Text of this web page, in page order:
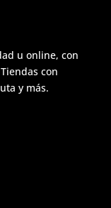
u online, con
con
y más.